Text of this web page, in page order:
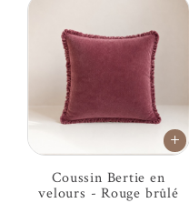
Coussin Bertie en
velours - Rouge brûlé